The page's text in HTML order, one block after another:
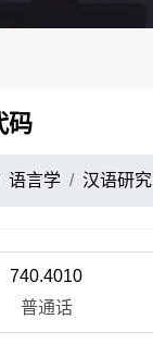
码
语言学 汉语研究
740.4010
普通话